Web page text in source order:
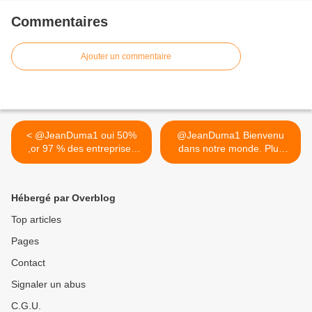
Commentaires
Ajouter un commentaire
< @JeanDuma1 oui 50%
,or 97 % des entreprises
qui...
@JeanDuma1 Bienvenu
dans notre monde. Plus
une... >
Hébergé par Overblog
Top articles
Pages
Contact
Signaler un abus
C.G.U.